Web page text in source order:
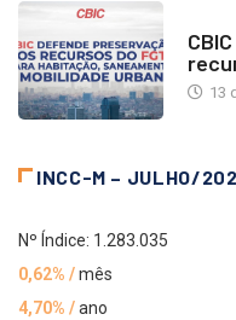
13
INCC-M – JULHO/
Nº Índice: 1.283.035
0,62% /mês
4,70% /ano